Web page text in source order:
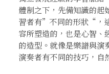
體制之下，先備知識的起
習者有”不同的形狀“，
容所塑造的，也是心智、
的造型。就像是樂譜與演
演奏者有不同的技巧，自